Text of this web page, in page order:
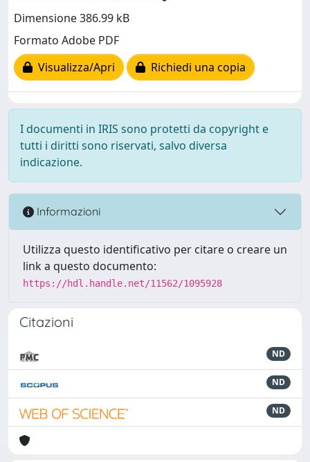
Dimensione 386.99 kB
Formato Adobe PDF
Visualizza/Apri
Richiedi una copia
I documenti in IRIS sono protetti da copyright e
tutti i diritti sono riservati, salvo diversa
indicazione.
Informazioni
Utilizza questo identificativo per citare o creare un
link a questo documento:
https://hdl.handle.net/11562/1095928
Citazioni
ND
ND
ND